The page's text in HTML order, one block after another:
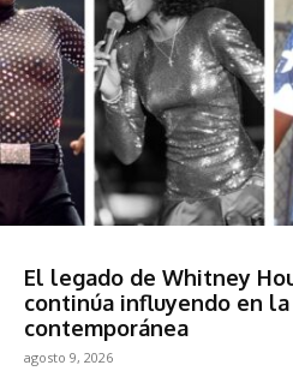
El legado de Whitney
continúa influyendo en la
contemporánea
agosto 9, 2026